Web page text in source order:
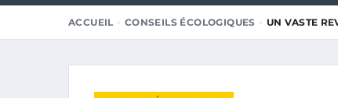
ACCUEIL CONSEILS ÉCOLOGIQUES UN VASTE